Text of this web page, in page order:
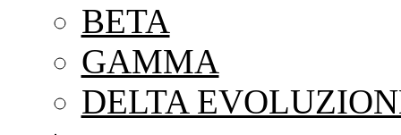
BETA
GAMMA
DELTA